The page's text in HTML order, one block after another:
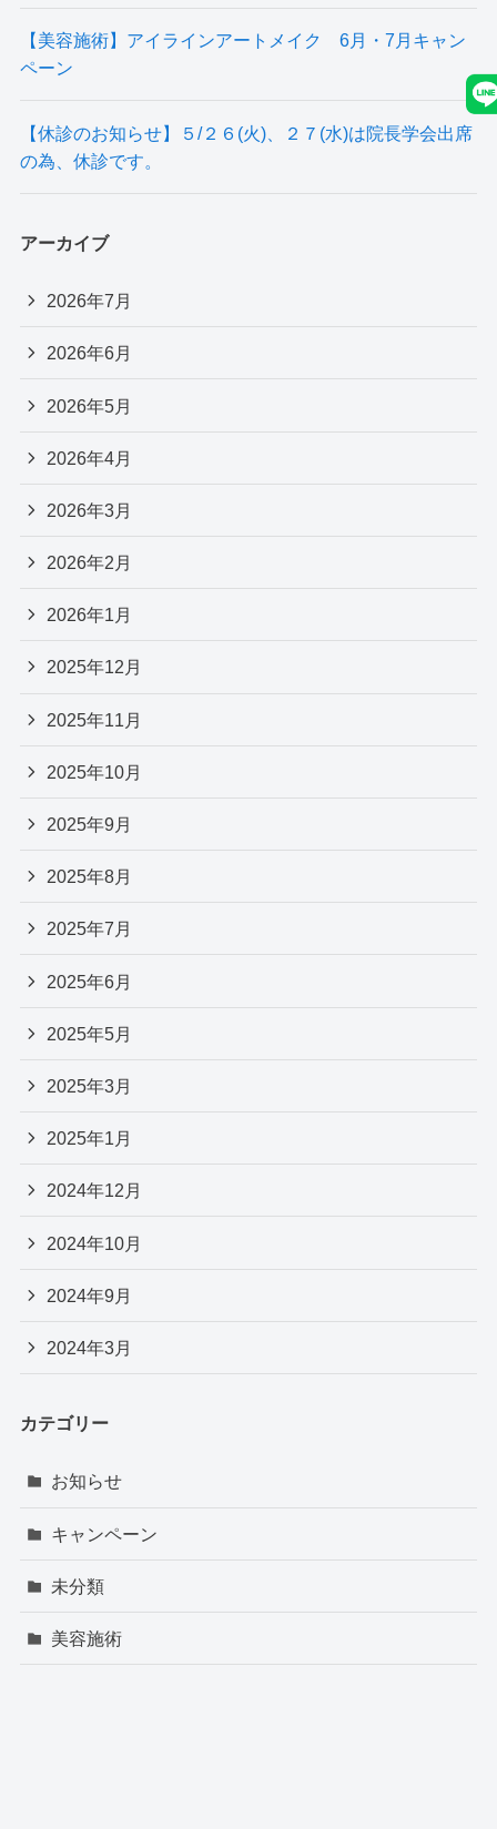
【美容施術】アイラインアートメイク 6月・7月キャン
ペーン
【休診のお知らせ】５/２６(火)、２７(水)は院長学会出席
の為、休診です。
アーカイブ
2026年7月
2026年6月
2026年5月
2026年4月
2026年3月
2026年2月
2026年1月
2025年12月
2025年11月
2025年10月
2025年9月
2025年8月
2025年7月
2025年6月
2025年5月
2025年3月
2025年1月
2024年12月
2024年10月
2024年9月
2024年3月
カテゴリー
お知らせ
キャンペーン
未分類
美容施術